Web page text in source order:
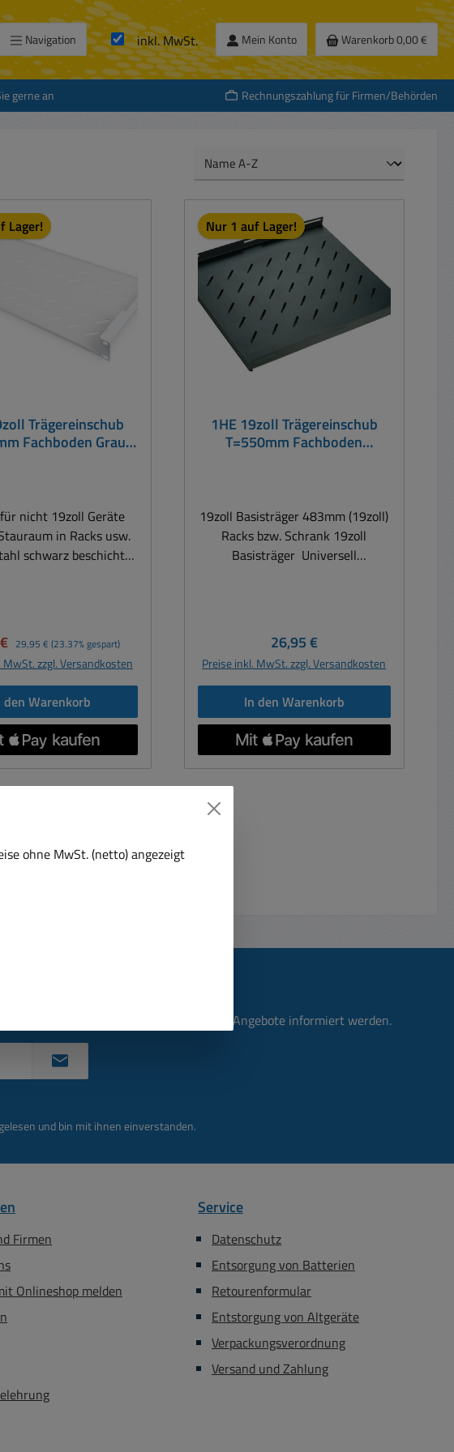
Navigation inkl. MwSt. Mein Konto Warenkorb0,00 €
gerne an Rechnungszahlung für Firmen/Behörden
Lager!
Trägereinschub
Fachboden Grau
nicht 19zoll Geräte
in Racks usw.
schwarz beschichtet
Verstärkern, Tape-
Playern, Tuner, DVD-
usw. Abm.: B:
Lade selber 435mm
250mm Gewicht ca.
Farbe: Grau
Regulärer Preis:
29,95 € (23.37% gespart)
MwSt. zzgl. Versandkosten
den Warenkorb
Nur 1 auf Lager!
1HE 19zoll Trägereinschub
T=550mm Fachboden
19zoll Basisträger 483mm (19zoll)
Racks bzw. Schrank 19zoll
Basisträger Universell
Gewicht: 3,3kg Max. Traglast: 40
kg Abmessungen: Bauhöhe:
50mm Tiefe des Fachbodens:
550mm Breite des Einschubs:
493mm
Regulärer Preis:
26,95 €
Preise inkl. MwSt. zzgl. Versandkosten
In den Warenkorb
Ersten sein, über neue Produkte und Angebote informiert werden.
gelesen und bin mit ihnen einverstanden.
Firmen
Onlineshop melden
Service
Datenschutz
Entsorgung von Batterien
Retourenformular
Entstorgung von Altgeräte
Verpackungsverordnung
Versand und Zahlung
ohne MwSt. (netto) angezeigt